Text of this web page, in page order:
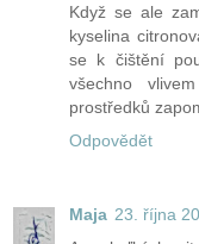
Když se ale
kyselina
se k čištění
všechno
prostředků
Odpovědět
Maja 23. října